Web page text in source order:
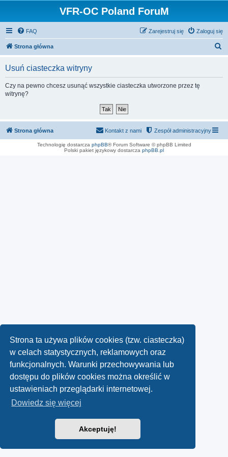
Strona ta używa plików cookies (tzw. ciasteczka)
w celach statystycznych, reklamowych oraz
funkcjonalnych. Warunki przechowywania lub
dostępu do plików cookies można określić w
ustawieniach przeglądarki internetowej.
Dowiedz się więcej
Akceptuję!
VFR-OC Poland ForuM
FAQ Zaloguj się
Zarejestruj się
Strona główna
Usuń ciasteczka witryny
Czy na pewno chcesz usunąć wszystkie ciasteczka utworzone przez tę
witrynę?
Strona główna Zespół administracyjny
Kontakt z nami
Technologię dostarcza phpBB® Forum Software © phpBB Limited
Polski pakiet językowy dostarcza phpBB.pl